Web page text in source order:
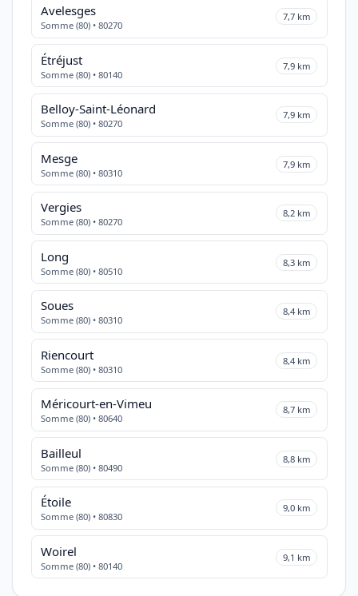
Avelesges
Somme (80) • 80270
7,7 km
Étréjust
Somme (80) • 80140
7,9 km
Belloy-Saint-Léonard
Somme (80) • 80270
7,9 km
Mesge
Somme (80) • 80310
7,9 km
Vergies
Somme (80) • 80270
8,2 km
Long
Somme (80) • 80510
8,3 km
Soues
Somme (80) • 80310
8,4 km
Riencourt
Somme (80) • 80310
8,4 km
Méricourt-en-Vimeu
Somme (80) • 80640
8,7 km
Bailleul
Somme (80) • 80490
8,8 km
Étoile
Somme (80) • 80830
9,0 km
Woirel
Somme (80) • 80140
9,1 km